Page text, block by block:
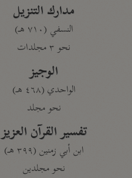
مدارك التنزيل
النسفي (٧١٠ هـ)
نحو ٣ مجلدات
الوجيز
الواحدي (٤٦٨ هـ)
نحو مجلد
تفسير القرآن العزيز
ابن أبي زمنين (٣٩٩ هـ)
نحو مجلدين